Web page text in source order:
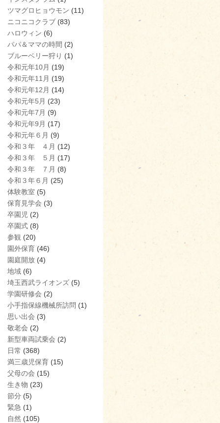
ツマグロヒョウモン (11)
ニコニコクラブ (83)
ハロウィン (6)
パパ＆ママの時間 (2)
ブルーベリー狩り (1)
令和元年10月 (19)
令和元年11月 (19)
令和元年12月 (14)
令和元年5月 (23)
令和元年7月 (9)
令和元年9月 (17)
令和元年６月 (9)
令和３年 ４月 (12)
令和３年 ５月 (17)
令和３年 ７月 (8)
令和３年６月 (25)
体験教室 (5)
保育見学会 (3)
卒園児 (2)
卒園式 (8)
参観 (20)
園外保育 (46)
園庭開放 (4)
地域 (6)
埼玉西武ライオンズ (5)
学園研修会 (2)
小手指保線機械所訪問 (1)
思い出会 (3)
敬老会 (2)
新型車両試乗会 (2)
日常 (368)
満三歳児保育 (15)
父母の会 (15)
生き物 (23)
節分 (5)
緊急 (1)
自然 (105)